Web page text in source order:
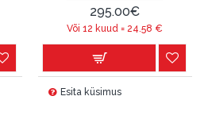
295.00€
Või 12 kuud =24.58 €
Esita küsimus